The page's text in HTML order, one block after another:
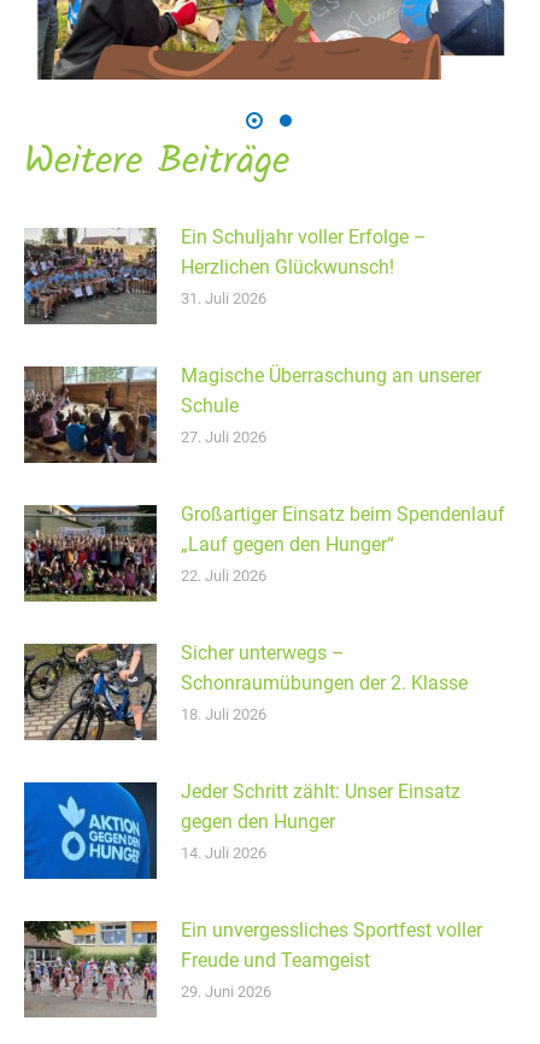
Weitere Beiträge
Ein Schuljahr voller Erfolge –
Herzlichen Glückwunsch!
31. Juli 2026
Magische Überraschung an unserer
Schule
27. Juli 2026
Großartiger Einsatz beim Spendenlauf
„Lauf gegen den Hunger“
22. Juli 2026
Sicher unterwegs –
Schonraumübungen der 2. Klasse
18. Juli 2026
Jeder Schritt zählt: Unser Einsatz
gegen den Hunger
14. Juli 2026
Ein unvergessliches Sportfest voller
Freude und Teamgeist
29. Juni 2026